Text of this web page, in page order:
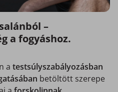
–
a fogyáshoz.
a testsúlyszabályozásban
betöltött szerepe